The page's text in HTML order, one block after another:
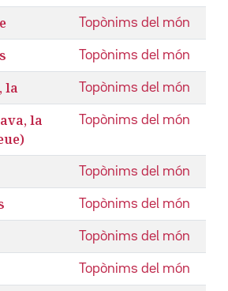
Topònims del món
Topònims del món
la Topònims del món
la
Topònims del món
Topònims del món
Topònims del món
Topònims del món
Topònims del món